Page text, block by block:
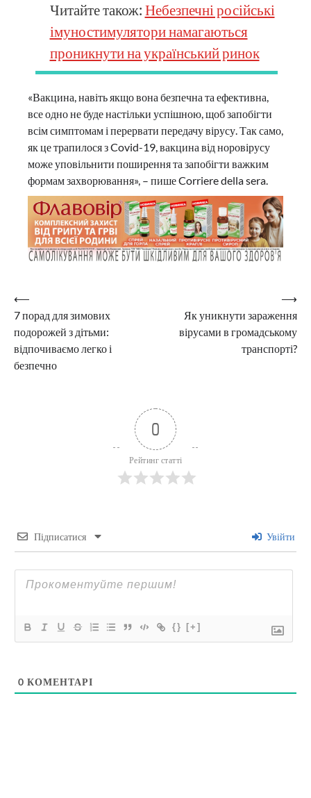
Читайте також: Небезпечні російські
імуностимулятори намагаються
проникнути на український ринок
«Вакцина, навіть якщо вона безпечна та ефективна,
все одно не буде настільки успішною, щоб запобігти
всім симптомам і перервати передачу вірусу. Так само,
як це трапилося з Covid-19, вакцина від норовірусу
може уповільнити поширення та запобігти важким
формам захворювання», – пише Corriere della sera.
Навігація
записів
⟵
7 порад для зимових
подорожей з дітьми:
відпочиваємо легко і
безпечно
Як уникнути зараження
вірусами в громадському
транспорті?
⟶
0
Рейтинг статті
Підписатися Увійти
{} [+]
0 КОМЕНТАРІ